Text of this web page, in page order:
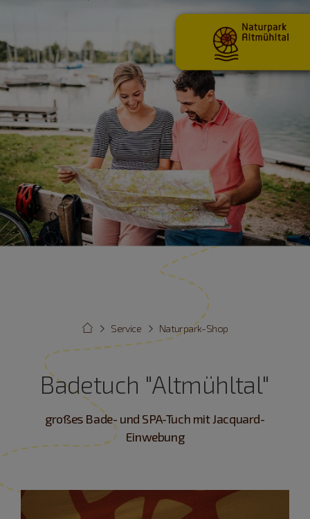
Naturpark-Shop
Service
Badetuch "Altmühltal"
großes Bade- und SPA-Tuch mit Jacquard-
Einwebung